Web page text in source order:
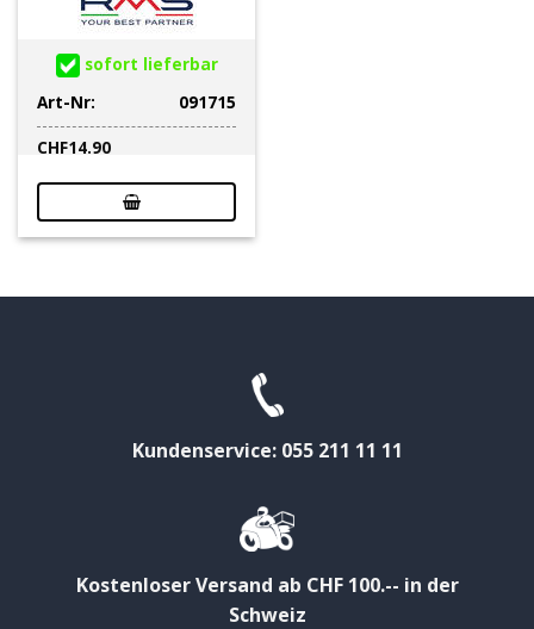
sofort lieferbar
Art-Nr:
091715
CHF14.90
Kundenservice: 055 211 11 11
Kostenloser Versand ab CHF 100.-- in der
Schweiz